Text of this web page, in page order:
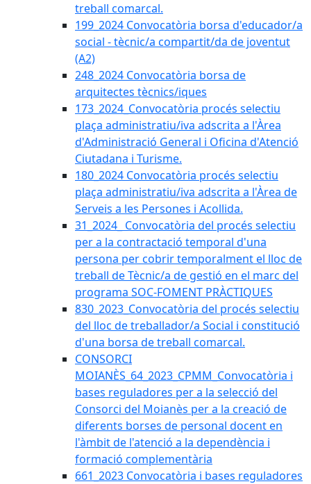
treball comarcal.
199_2024 Convocatòria borsa d'educador/a
social - tècnic/a compartit/da de joventut
(A2)
248_2024 Convocatòria borsa de
arquitectes tècnics/iques
173_2024_Convocatòria procés selectiu
plaça administratiu/iva adscrita a l'Àrea
d'Administració General i Oficina d'Atenció
Ciutadana i Turisme.
180_2024 Convocatòria procés selectiu
plaça administratiu/iva adscrita a l'Àrea de
Serveis a les Persones i Acollida.
31_2024_ Convocatòria del procés selectiu
per a la contractació temporal d'una
persona per cobrir temporalment el lloc de
treball de Tècnic/a de gestió en el marc del
programa SOC-FOMENT PRÀCTIQUES
830_2023_Convocatòria del procés selectiu
del lloc de treballador/a Social i constitució
d'una borsa de treball comarcal.
CONSORCI
MOIANÈS_64_2023_CPMM_Convocatòria i
bases reguladores per a la selecció del
Consorci del Moianès per a la creació de
diferents borses de personal docent en
l'àmbit de l'atenció a la dependència i
formació complementària
661_2023 Convocatòria i bases reguladores